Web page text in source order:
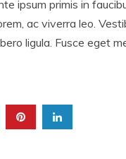
ipsum primis in
ac viverra leo.
ligula. Fusce eget